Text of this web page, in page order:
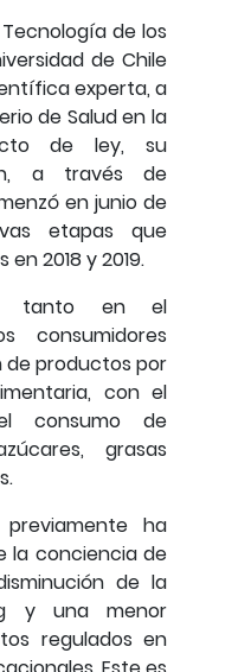
de los
de Chile
experta, a
de Salud en la
de ley, su
a través de
en junio de
etapas que
2018 y 2019.
tanto en el
consumidores
de productos por
con el
consumo de
grasas
ha
la conciencia de
de la
y una menor
regulados en